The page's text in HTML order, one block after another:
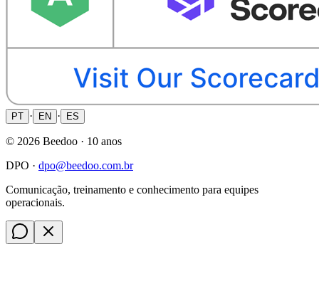
PT · EN · ES
© 2026 Beedoo · 10 anos
DPO · dpo@beedoo.com.br
Comunicação, treinamento e conhecimento para equipes
operacionais.